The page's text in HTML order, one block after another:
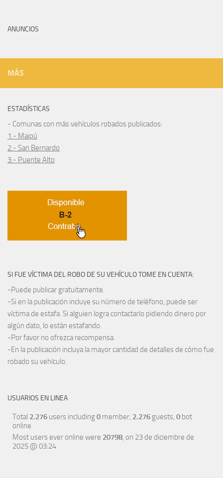
ANUNCIOS
MÁS
ESTADÍSTICAS
- Comunas con más vehículos robados publicados:
1.- Maipú
2.- San Bernardo
3.- Puente Alto
SI FUE VÍCTIMA DEL ROBO DE SU VEHÍCULO TOME EN CUENTA:
-Puede publicar gratuitamente.
-Si en la publicación incluye su número de teléfono, puede ser
víctima de estafa. Si alguien logra contactarlo pidiendo dinero por
algún dato, lo están estafando.
-Por favor no ofrezca recompensa.
-En la publicación incluya la mayor cantidad de detalles de cómo fue
robado su vehículo.
USUARIOS EN LINEA
Total 2.276 users including0 member, 2.276 guests, 0 bot
online
Most users ever online were 20798, on 23 de diciembre de
2025 @ 03:24